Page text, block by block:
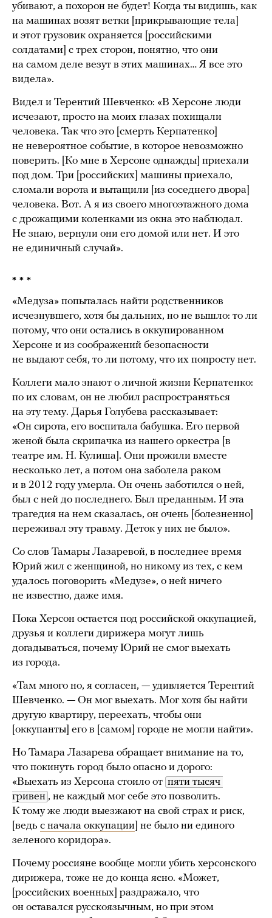
убивают, а похорон не будет! Когда ты видишь, как
на машинах возят ветки [прикрывающие тела]
и этот грузовик охраняется [российскими
солдатами] с трех сторон, понятно, что они
на самом деле везут в этих машинах… Я все это
видела».
Видел и Терентий Шевченко: «В Херсоне люди
исчезают, просто на моих глазах похищали
человека. Так что это [смерть Керпатенко]
не невероятное событие, в которое невозможно
поверить. [Ко мне в Херсоне однажды] приехали
под дом. Три [российских] машины приехало,
сломали ворота и вытащили [из соседнего двора]
человека. Вот. А я из своего многоэтажного дома
с дрожащими коленками из окна это наблюдал.
Не знаю, вернули они его домой или нет. И это
не единичный случай».
* * *
«Медуза» попыталась найти родственников
исчезнувшего, хотя бы дальних, но не вышло: то ли
потому, что они остались в оккупированном
Херсоне и из соображений безопасности
не выдают себя, то ли потому, что их попросту нет.
Коллеги мало знают о личной жизни Керпатенко:
по их словам, он не любил распространяться
на эту тему. Дарья Голубева рассказывает:
«Он сирота, его воспитала бабушка. Его первой
женой была скрипачка из нашего оркестра [в
театре им. Н. Кулиша]. Они прожили вместе
несколько лет, а потом она заболела раком
и в 2012 году умерла. Он очень заботился о ней,
был с ней до последнего. Был преданным. И эта
трагедия на нем сказалась, он очень [болезненно]
переживал эту травму. Деток у них не было».
Со слов Тамары Лазаревой, в последнее время
Юрий жил с женщиной, но никому из тех, с кем
удалось поговорить «Медузе», о ней ничего
не известно, даже имя.
Пока Херсон остается под российской оккупацией,
друзья и коллеги дирижера могут лишь
догадываться, почему Юрий не смог выехать
из города.
«Там много но, я согласен, — удивляется Терентий
Шевченко. — Он мог выехать. Мог хотя бы найти
другую квартиру, переехать, чтобы они
[оккупанты] его в [самом] городе не могли найти».
Но Тамара Лазарева обращает внимание на то,
что покинуть город было опасно и дорого:
«Выехать из Херсона стоило от пяти тысяч
гривен , не каждый мог себе это позволить.
К тому же люди выезжают на свой страх и риск,
[ведь с начала оккупации ] не было ни единого
зеленого коридора».
Почему россияне вообще могли убить херсонского
дирижера, тоже не до конца ясно. «Может,
[российских военных] раздражало, что
он оставался русскоязычным, но при этом